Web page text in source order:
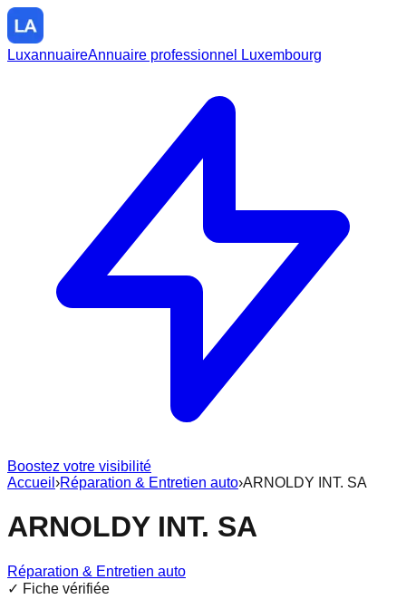
LuxannuaireAnnuaire professionnel Luxembourg
Boostez votre visibilité
Accueil ›Réparation & Entretien auto›ARNOLDY INT. SA
ARNOLDY INT. SA
Réparation & Entretien auto
✓ Fiche vérifiée